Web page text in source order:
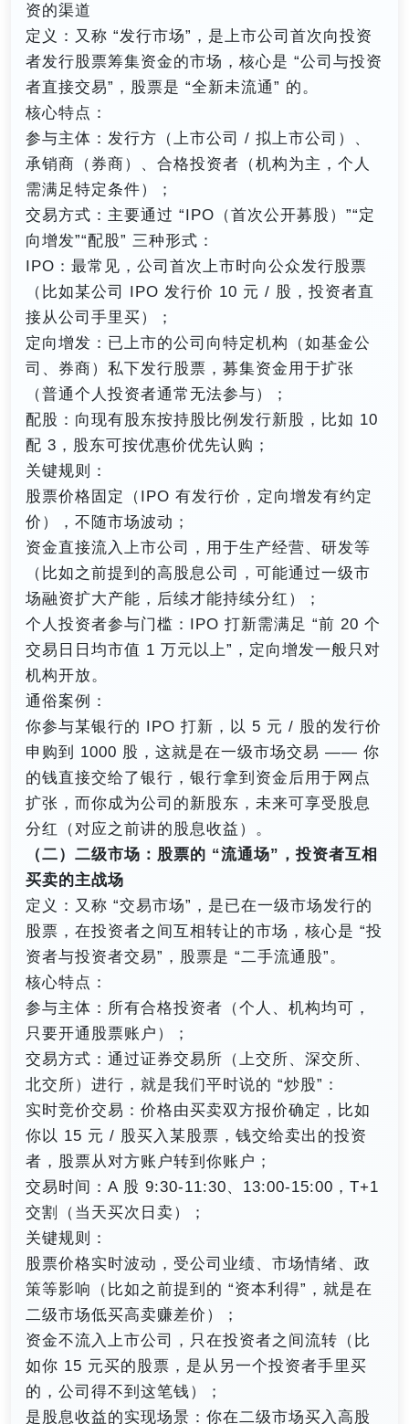
资的渠道
定义：又称 “发行市场”，是上市公司首次向投资
者发行股票筹集资金的市场，核心是 “公司与投资
者直接交易”，股票是 “全新未流通” 的。
核心特点：
参与主体：发行方（上市公司 / 拟上市公司）、
承销商（券商）、合格投资者（机构为主，个人
需满足特定条件）；
交易方式：主要通过 “IPO（首次公开募股）”“定
向增发”“配股” 三种形式：
IPO：最常见，公司首次上市时向公众发行股票
（比如某公司 IPO 发行价 10 元 / 股，投资者直
接从公司手里买）；
定向增发：已上市的公司向特定机构（如基金公
司、券商）私下发行股票，募集资金用于扩张
（普通个人投资者通常无法参与）；
配股：向现有股东按持股比例发行新股，比如 10
配 3，股东可按优惠价优先认购；
关键规则：
股票价格固定（IPO 有发行价，定向增发有约定
价），不随市场波动；
资金直接流入上市公司，用于生产经营、研发等
（比如之前提到的高股息公司，可能通过一级市
场融资扩大产能，后续才能持续分红）；
个人投资者参与门槛：IPO 打新需满足 “前 20 个
交易日日均市值 1 万元以上”，定向增发一般只对
机构开放。
通俗案例：
你参与某银行的 IPO 打新，以 5 元 / 股的发行价
申购到 1000 股，这就是在一级市场交易 —— 你
的钱直接交给了银行，银行拿到资金后用于网点
扩张，而你成为公司的新股东，未来可享受股息
分红（对应之前讲的股息收益）。
（二）二级市场：股票的 “流通场”，投资者互相
买卖的主战场
定义：又称 “交易市场”，是已在一级市场发行的
股票，在投资者之间互相转让的市场，核心是 “投
资者与投资者交易”，股票是 “二手流通股”。
核心特点：
参与主体：所有合格投资者（个人、机构均可，
只要开通股票账户）；
交易方式：通过证券交易所（上交所、深交所、
北交所）进行，就是我们平时说的 “炒股”：
实时竞价交易：价格由买卖双方报价确定，比如
你以 15 元 / 股买入某股票，钱交给卖出的投资
者，股票从对方账户转到你账户；
交易时间：A 股 9:30-11:30、13:00-15:00，T+1
交割（当天买次日卖）；
关键规则：
股票价格实时波动，受公司业绩、市场情绪、政
策等影响（比如之前提到的 “资本利得”，就是在
二级市场低买高卖赚差价）；
资金不流入上市公司，只在投资者之间流转（比
如你 15 元买的股票，是从另一个投资者手里买
的，公司得不到这笔钱）；
是股息收益的实现场景：你在二级市场买入高股